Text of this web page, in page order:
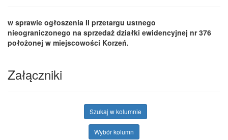
w sprawie ogłoszenia II przetargu ustnego
nieograniczonego na sprzedaż działki ewidencyjnej nr 376
położonej w miejscowości Korzeń.
Załączniki
Szukaj w kolumnie
Wybór kolumn